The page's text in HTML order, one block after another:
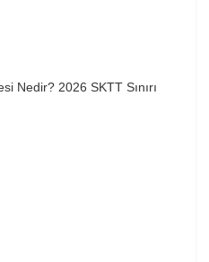
Nedir? 2026 SKTT Sınırı